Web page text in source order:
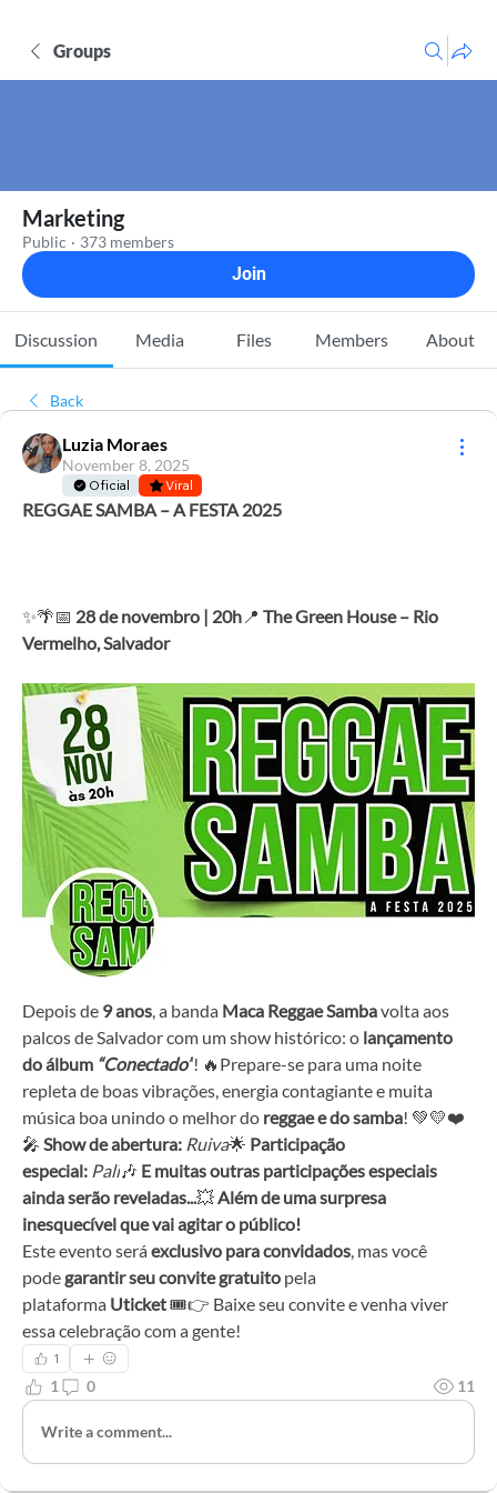
Groups
Marketing
Public · 373 members
Join
Discussion Media Files Members About
Back
Luzia Moraes
November 8, 2025
Oficial Viral
REGGAE SAMBA – A FESTA 2025
✨🌴📅 28 de novembro | 20h 📍 The Green House – Rio
Vermelho, Salvador
Depois de 9 anos , a banda Maca Reggae Samba volta aos
palcos de Salvador com um show histórico: o lançamento
do álbum “Conectado”! 🔥Prepare-se para uma noite
repleta de boas vibrações, energia contagiante e muita
música boa unindo o melhor do reggae e do samba! 💚💛❤️
🎤 Show de abertura: Ruiva🌟 Participação
especial: Pali 🎶 E muitas outras participações especiais
ainda serão reveladas...💥 Além de uma surpresa
inesquecível que vai agitar o público!
Este evento será exclusivo para convidados , mas você
pode garantir seu convite gratuito pela
plataforma Uticket 🎟️👉 Baixe seu convite e venha viver
essa celebração com a gente!
1
1 0 11
Write a comment...